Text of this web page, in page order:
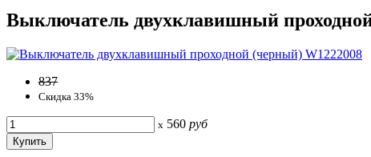
Выключатель двухклавишный
837
Скидка 33%
x 560 руб